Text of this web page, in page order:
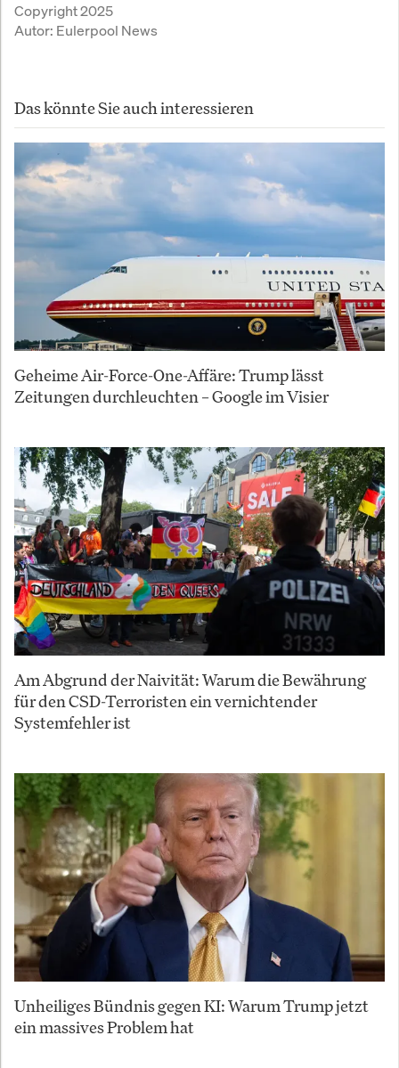
Copyright 2025
Autor: Eulerpool News
Das könnte Sie auch interessieren
Geheime Air-Force-One-Affäre: Trump lässt
Zeitungen durchleuchten – Google im Visier
Am Abgrund der Naivität: Warum die Bewährung
für den CSD-Terroristen ein vernichtender
Systemfehler ist
Unheiliges Bündnis gegen KI: Warum Trump jetzt
ein massives Problem hat